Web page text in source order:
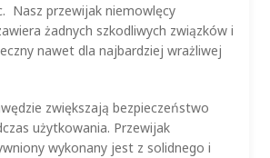
Nasz przewijak niemowlęcy
żadnych szkodliwych związków i
nawet dla najbardziej wrażliwej
zwiększają bezpieczeństwo
użytkowania. Przewijak
wykonany jest z solidnego i